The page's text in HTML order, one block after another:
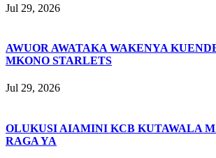
Jul 29, 2026
AWUOR AWATAKA WAKENYA
MKONO STARLETS
Jul 29, 2026
OLUKUSI AIAMINI KCB KUTAWALA
RAGA YA